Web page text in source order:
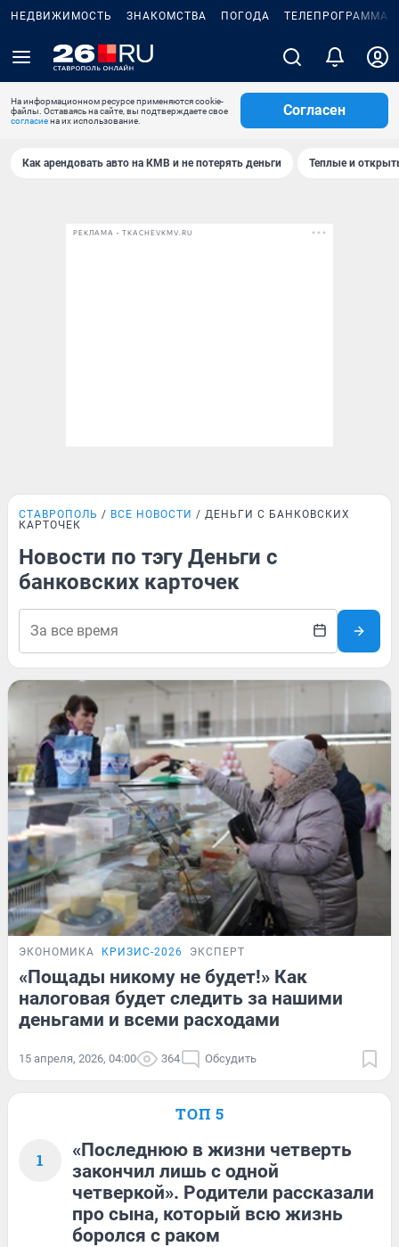
НЕДВИЖИМОСТЬ ЗНАКОМСТВА ПОГОДА ТЕЛЕПРОГРАММА
На информационном ресурсе применяются cookie-
файлы. Оставаясь на сайте, вы подтверждаете свое
согласиена их использование.
Согласен
Как арендовать авто на КМВ и не потерять деньги Теплые и
РЕКЛАМА • TKACHEVKMV.RU
СТАВРОПОЛЬ ВСЕ НОВОСТИ
ДЕНЬГИ С БАНКОВСКИХ
КАРТОЧЕК
Новости по тэгу Деньги с
банковских карточек
ЭКОНОМИКА КРИЗИС-2026 ЭКСПЕРТ
«Пощады никому не будет!» Как
налоговая будет следить за нашими
деньгами и всеми расходами
15 апреля, 2026, 04:00 364 Обсудить
ТОП 5
1
«Последнюю в жизни четверть
закончил лишь с одной
четверкой». Родители рассказали
про сына, который всю жизнь
боролся с раком